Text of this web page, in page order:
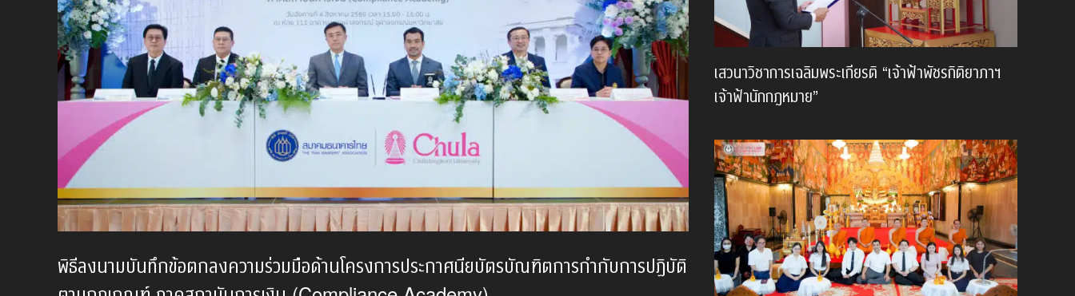
พิธีลงนามบันทึกข้อตกลงความร่วมมือด้านโครงการประกาศนียบัตรบัณฑิตการกำกับการปฏิบัติ
เสวนาวิชาการเฉลิมพระเกียรติ “เจ้าฟ้าพัชรกิติยาภาฯ
เจ้าฟ้านักกฎหมาย”